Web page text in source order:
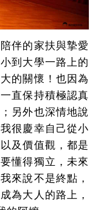
伴的家扶與摯愛
到大學一路上的
的關懷！也因為
直保持積極認真
另外也深情地說
很慶幸自己從小
及價值觀，都是
懂得獨立，未來
來說不是終點，
為大人的路上，